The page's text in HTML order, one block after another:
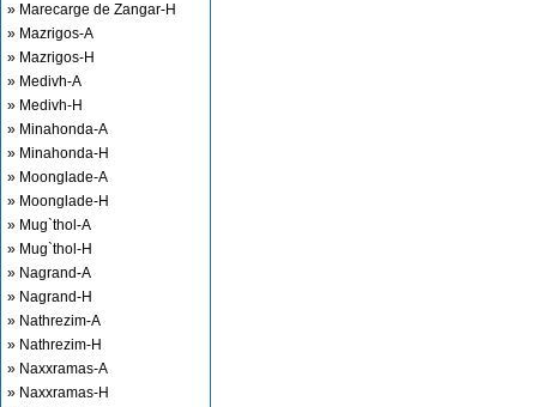
» Marecarge de Zangar-H
» Mazrigos-A
» Mazrigos-H
» Medivh-A
» Medivh-H
» Minahonda-A
» Minahonda-H
» Moonglade-A
» Moonglade-H
» Mug`thol-A
» Mug`thol-H
» Nagrand-A
» Nagrand-H
» Nathrezim-A
» Nathrezim-H
» Naxxramas-A
» Naxxramas-H